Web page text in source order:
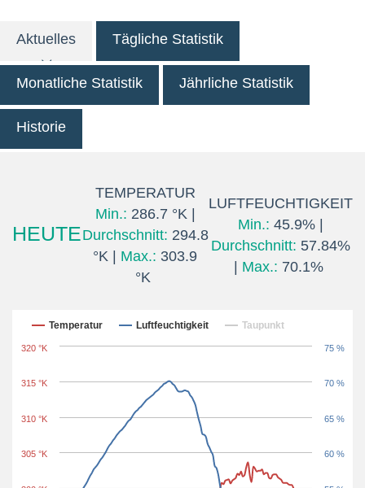
Aktuelles Tägliche Statistik
Monatliche Statistik Jährliche Statistik
Historie
HEUTE
TEMPERATUR
Min.: 286.7 °K |
Durchschnitt: 294.8
°K | Max.: 303.9
°K
LUFTFEUCHTIGKEIT
Min.: 45.9% |
Durchschnitt: 57.84%
Max.: 70.1%
Letzten 24 Stunden
Temperatur Luftfeuchtigkeit Taupunkt
305 °K
310 °K
315 °K
320 °K
60 %
65 %
70 %
75 %